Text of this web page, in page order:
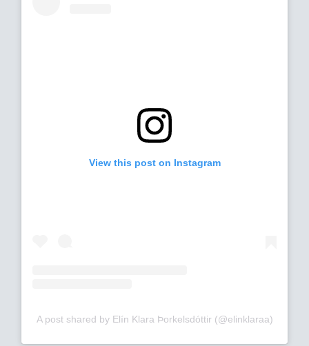
View this post on Instagram
A post shared by Elín Klara Þorkelsdóttir (@elinklaraa)